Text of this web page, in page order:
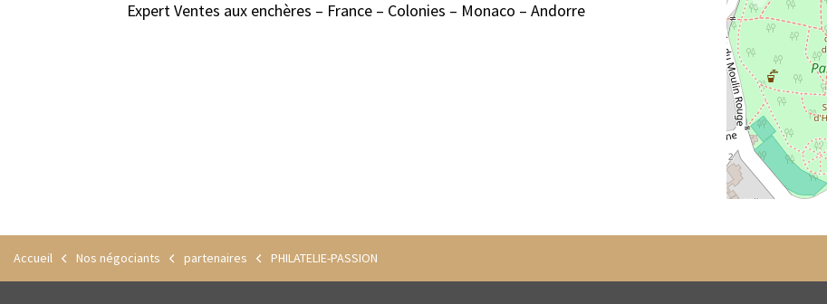
Expert Ventes aux enchères – France – Colonies – Monaco – Andorre
Accueil Nos négociants partenaires PHILATELIE-PASSION